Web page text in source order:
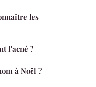
les
l'acné ?
à Noël ?